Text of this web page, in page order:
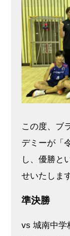
この度、ブ
デミーが「
し、優勝と
せいたします
準決勝
vs 城南中学